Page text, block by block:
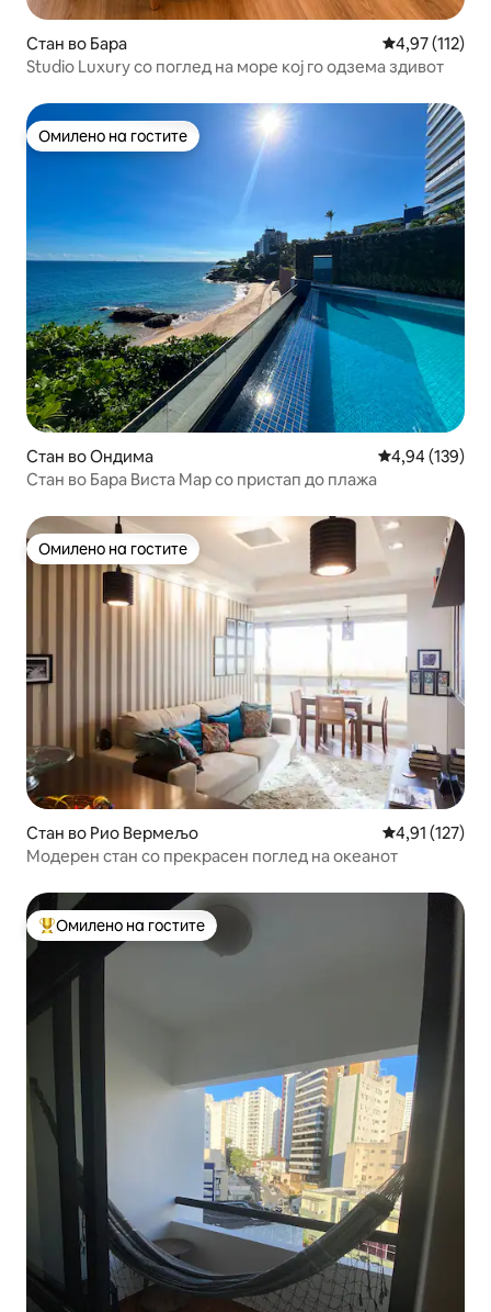
Стан во Бара Просечна
4,97 (112)
Studio Luxury со поглед на море кој го одзема здивот
Омилено на гостите
Омилено на гостите
Стан во Ондима Просечна
4,94 (139)
Стан во Бара Виста Мар со пристап до плажа
Омилено на гостите
Омилено на гостите
Стан во Рио Вермељо Просечна
4,91 (127)
Модерен стан со прекрасен поглед на океанот
Меѓу најуспешните „Омилени на гостите“
Омилено на гостите